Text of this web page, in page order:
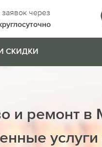
через
СКИДКИ
и ремонт в
услуги